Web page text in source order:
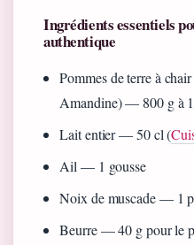
Ingrédients essentiels
authentique
Pommes de terre à
Amandine) — 800 g à
Lait entier — 50 cl (
Ail — 1 gousse
Noix de muscade — 1
Beurre — 40 g pour le